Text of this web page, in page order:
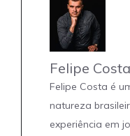
Felipe Costa
Felipe Costa é
natureza
experiência em